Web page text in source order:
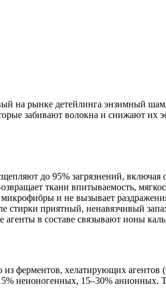
на рынке детейлинга энзимный
забивают волокна и снижают их
до 95% загрязнений, включая
ткани впитываемость,
микрофибры и не вызывает
стирки приятный, ненавязчивый
в составе связывают ионы
ферментов, хелатирующих агентов
неионогенных, 15–30% анионных.